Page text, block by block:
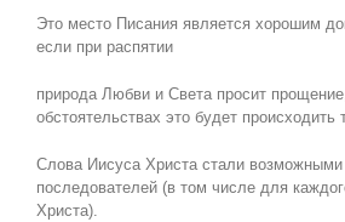
Это место Писания является хорошим
если при распятии
природа Любви и Света просит
обстоятельствах это будет происходить
Слова Иисуса Христа стали
последователей (в том числе для
Христа).